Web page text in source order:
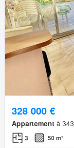
328 000 €
Appartement à
3 50 m²